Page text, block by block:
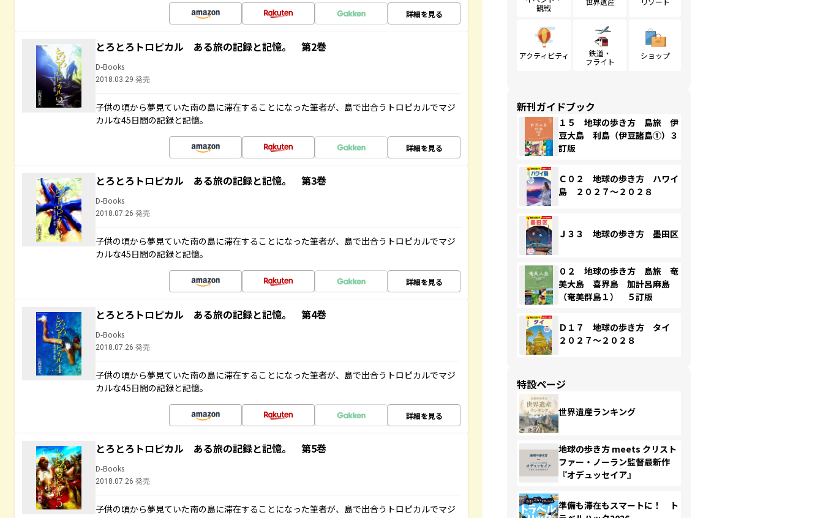
詳細を見る
とろとろトロピカル ある旅の記録と記憶。 第2巻
D-Books
2018.03.29 発売
子供の頃から夢見ていた南の島に滞在することになった筆者が、島で出合うトロピカルでマジ
カルな45日間の記録と記憶。
詳細を見る
とろとろトロピカル ある旅の記録と記憶。 第3巻
D-Books
2018.07.26 発売
子供の頃から夢見ていた南の島に滞在することになった筆者が、島で出合うトロピカルでマジ
カルな45日間の記録と記憶。
詳細を見る
とろとろトロピカル ある旅の記録と記憶。 第4巻
D-Books
2018.07.26 発売
子供の頃から夢見ていた南の島に滞在することになった筆者が、島で出合うトロピカルでマジ
カルな45日間の記録と記憶。
詳細を見る
とろとろトロピカル ある旅の記録と記憶。 第5巻
D-Books
2018.07.26 発売
子供の頃から夢見ていた南の島に滞在することになった筆者が、島で出合うトロピカルでマジ
観戦
アクティビティ
鉄道・
フライト
ショップ
新刊ガイドブック
１５ 地球の歩き方 島旅 伊
豆大島 利島（伊豆諸島①）３
訂版
Ｃ０２ 地球の歩き方 ハワイ
島 ２０２７～２０２８
Ｊ３３ 地球の歩き方 墨田区
０２ 地球の歩き方 島旅 奄
美大島 喜界島 加計呂麻島
（奄美群島１） ５訂版
Ｄ１７ 地球の歩き方 タイ
２０２７～２０２８
特設ページ
世界遺産ランキング
地球の歩き方 meets クリスト
ファー・ノーラン監督最新作
『オデュッセイア』
準備も滞在もスマートに！ ト